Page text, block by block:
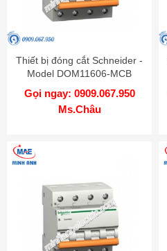
Thiết bị đóng cắt Schneider -
Model DOM11606-MCB
Gọi ngay: 0909.067.950
Ms.Châu